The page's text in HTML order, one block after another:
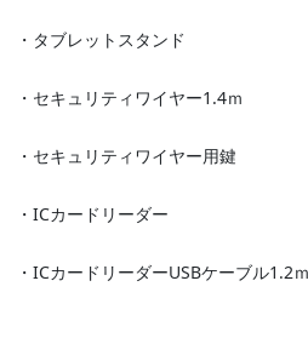
・タブレットスタンド
・セキュリティワイヤー1.4ｍ
・セキュリティワイヤー用鍵
・ICカードリーダー
・ICカードリーダーUSBケーブル1.2ｍ